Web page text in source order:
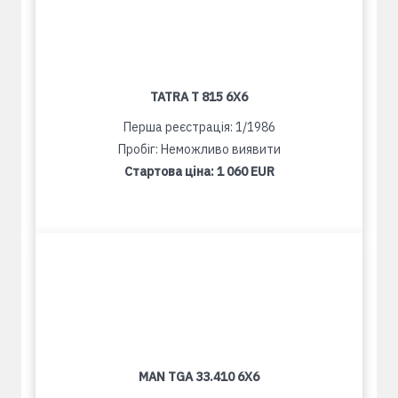
TATRA T 815 6X6
Перша реєстрація: 1/1986
Пробіг: Неможливо виявити
Стартова ціна:1 060 EUR
MAN TGA 33.410 6X6